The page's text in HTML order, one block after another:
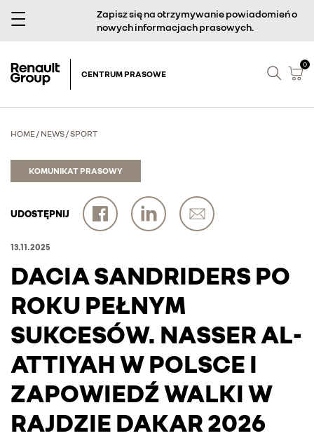
Zapisz się na otrzymywanie powiadomień o
nowych informacjach prasowych.
CENTRUM PRASOWE
0
HOME/ NEWS/SPORT
KOMUNIKAT PRASOWY
UDOSTĘPNIJ
13.11.2025
DACIA SANDRIDERS PO
ROKU PEŁNYM
SUKCESÓW. NASSER AL-
ATTIYAH W POLSCE I
ZAPOWIEDŹ WALKI W
RAJDZIE DAKAR 2026